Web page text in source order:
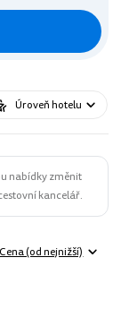
Úroveň hotelu
nabídky změnit
kancelář.
Cena (od nejnižší)